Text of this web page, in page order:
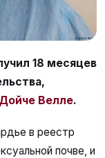
18 месяцев
Дойче Велле.
в реестр
почве, и